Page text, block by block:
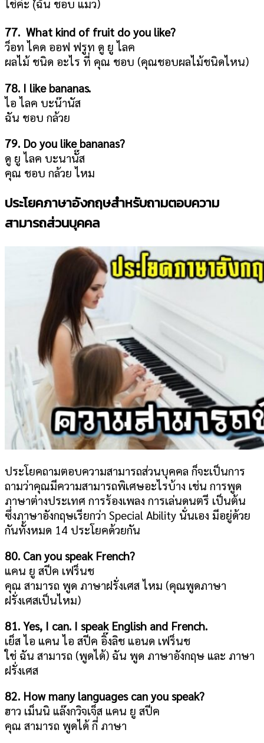
ใช่ค่ะ (ํฉัน ชอบ แมว)
77. What kind of fruit do you like?
ว็อท ไคด ออฟ ฟรูท ดู ยู ไลค
ผลไม้ ชนิด อะไร ที่ คุณ ชอบ (คุณชอบผลไม้ชนิดไหน)
78. I like bananas.
ไอ ไลค บะน๊านัส
ฉัน ชอบ กล้วย
79. Do you like bananas?
ดู ยู ไลค บะนานั๊ส
คุณ ชอบ กล้วย ไหม
ประโยคภาษาอังกฤษสำหรับถามตอบความ
สามารถส่วนบุคคล
ประโยคถามตอบความสามารถส่วนบุคคล ก็จะเป็นการ
ถามว่าคุณมีความสามารถพิเศษอะไรบ้าง เช่น การพูด
ภาษาต่างประเทศ การร้องเพลง การเล่นดนตรี เป็นต้น
ซึ่งภาษาอังกฤษเรียกว่า Special Ability นั่นเอง มีอยู่ด้วย
กันทั้งหมด 14 ประโยคด้วยกัน
80. Can you speak French?
แคน ยู สปีค เฟร็นช
คุณ สามารถ พูด ภาษาฝรั่งเศส ไหม (คุณพูดภาษา
ฝรั่งเศสเป็นไหม)
81. Yes, I can. I speak English and French.
เย็ส ไอ แคน ไอ สปีค อิ๊งลิช แอนด เฟร็นช
ใช่ ฉัน สามารถ (พูดได้) ฉัน พูด ภาษาอังกฤษ และ ภาษา
ฝรั่งเศส
82. How many languages can you speak?
ฮาว เม็นนิ แล๊งกวิจเจ็ส แคน ยู สปีค
คุณ สามารถ พูดได้ กี่ ภาษา